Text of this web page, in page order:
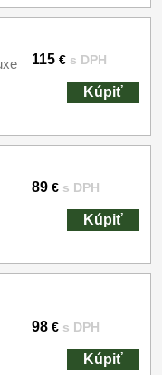
115 € s DPH
Kúpiť
89 € s DPH
Kúpiť
98 € s DPH
Kúpiť